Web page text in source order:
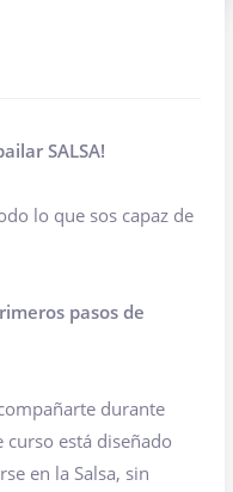
SALSA!
lo que sos capaz de
pasos de
durante
curso está diseñado
en la Salsa, sin